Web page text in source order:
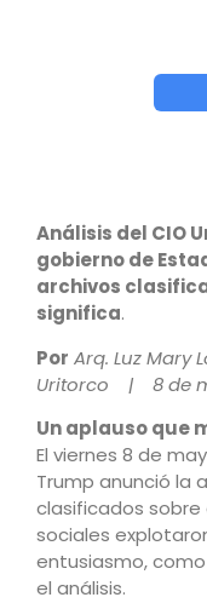
Análisis del CIO
gobierno de
archivos
significa.
Por Arq. Luz Mary
Uritorco | 8 de
Un aplauso que
El viernes 8 de
Trump anunció la
clasificados sobre
sociales
entusiasmo,
el análisis.